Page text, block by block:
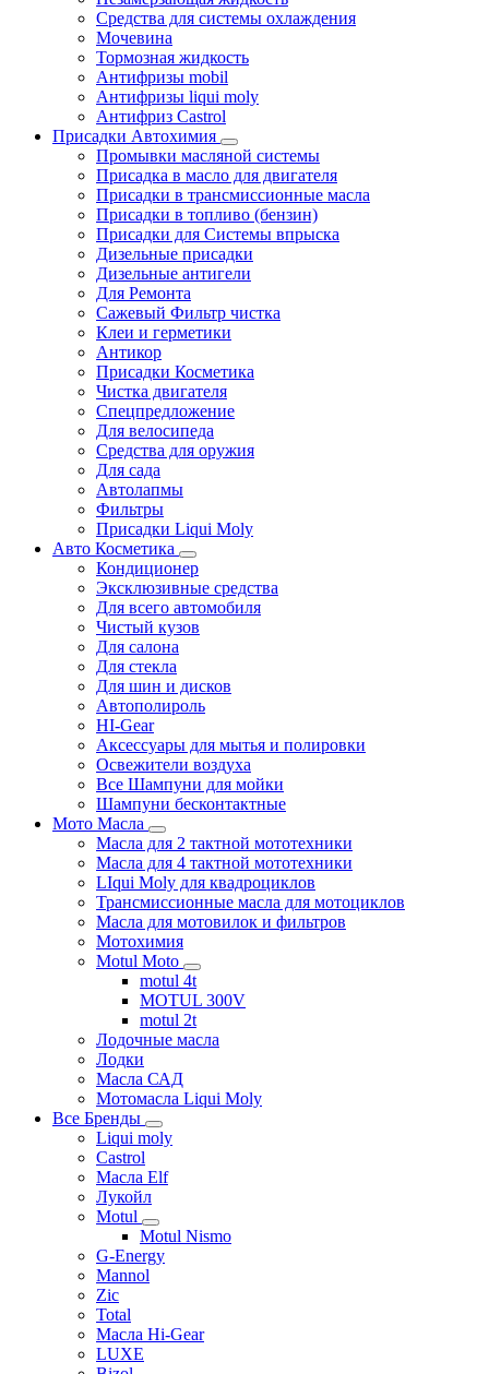
Средства для системы охлаждения
Мочевина
Тормозная жидкость
Антифризы mobil
Антифризы liqui moly
Антифриз Castrol
Присадки Автохимия
Промывки масляной системы
Присадка в масло для двигателя
Присадки в трансмиссионные масла
Присадки в топливо (бензин)
Присадки для Системы впрыска
Дизельные присадки
Дизельные антигели
Для Ремонта
Сажевый Фильтр чистка
Клеи и герметики
Антикор
Присадки Косметика
Чистка двигателя
Спецпредложение
Для велосипеда
Средства для оружия
Для сада
Автолапмы
Фильтры
Присадки Liqui Moly
Авто Косметика
Кондиционер
Эксклюзивные средства
Для всего автомобиля
Чистый кузов
Для салона
Для стекла
Для шин и дисков
Автополироль
HI-Gear
Аксессуары для мытья и полировки
Освежители воздуха
Все Шампуни для мойки
Шампуни бесконтактные
Мото Масла
Масла для 2 тактной мототехники
Масла для 4 тактной мототехники
LIqui Moly для квадроциклов
Трансмиссионные масла для мотоциклов
Масла для мотовилок и фильтров
Мотохимия
Motul Moto
motul 4t
MOTUL 300V
motul 2t
Лодочные масла
Лодки
Масла САД
Мотомасла Liqui Moly
Все Бренды
Liqui moly
Castrol
Масла Elf
Лукойл
Motul
Motul Nismo
G-Energy
Mannol
Zic
Total
Масла Hi-Gear
LUXE